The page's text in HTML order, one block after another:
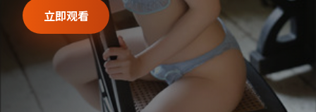
大全免费条目索引，支持片名与演员交叉检索。）
立即观看